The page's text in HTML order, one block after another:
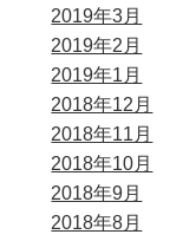
2019年3月
2019年2月
2019年1月
2018年12月
2018年11月
2018年10月
2018年9月
2018年8月